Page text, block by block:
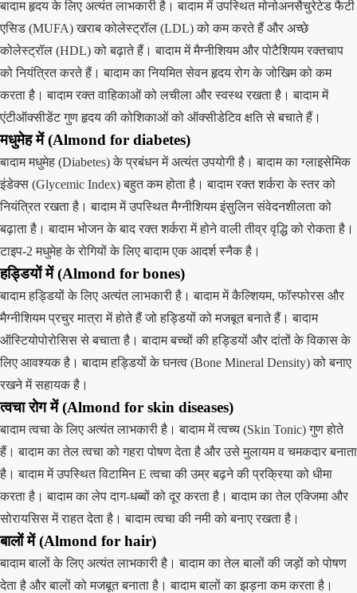
बादाम हृदय के लिए अत्यंत लाभकारी है। बादाम में उपस्थित मोनोअनसैचुरेटेड फैटी
एसिड (MUFA) खराब कोलेस्ट्रॉल (LDL) को कम करते हैं और अच्छे
कोलेस्ट्रॉल (HDL) को बढ़ाते हैं। बादाम में मैग्नीशियम और पोटैशियम रक्तचाप
को नियंत्रित करते हैं। बादाम का नियमित सेवन हृदय रोग के जोखिम को कम
करता है। बादाम रक्त वाहिकाओं को लचीला और स्वस्थ रखता है। बादाम में
एंटीऑक्सीडेंट गुण हृदय की कोशिकाओं को ऑक्सीडेटिव क्षति से बचाते हैं।
मधुमेह में (Almond for diabetes)
बादाम मधुमेह (Diabetes) के प्रबंधन में अत्यंत उपयोगी है। बादाम का ग्लाइसेमिक
इंडेक्स (Glycemic Index) बहुत कम होता है। बादाम रक्त शर्करा के स्तर को
नियंत्रित रखता है। बादाम में उपस्थित मैग्नीशियम इंसुलिन संवेदनशीलता को
बढ़ाता है। बादाम भोजन के बाद रक्त शर्करा में होने वाली तीव्र वृद्धि को रोकता है।
टाइप-2 मधुमेह के रोगियों के लिए बादाम एक आदर्श स्नैक है।
हड्डियों में (Almond for bones)
बादाम हड्डियों के लिए अत्यंत लाभकारी है। बादाम में कैल्शियम, फॉस्फोरस और
मैग्नीशियम प्रचुर मात्रा में होते हैं जो हड्डियों को मजबूत बनाते हैं। बादाम
ऑस्टियोपोरोसिस से बचाता है। बादाम बच्चों की हड्डियों और दांतों के विकास के
लिए आवश्यक है। बादाम हड्डियों के घनत्व (Bone Mineral Density) को बनाए
रखने में सहायक है।
त्वचा रोग में (Almond for skin diseases)
बादाम त्वचा के लिए अत्यंत लाभकारी है। बादाम में त्वच्य (Skin Tonic) गुण होते
हैं। बादाम का तेल त्वचा को गहरा पोषण देता है और उसे मुलायम व चमकदार बनाता
है। बादाम में उपस्थित विटामिन E त्वचा की उम्र बढ़ने की प्रक्रिया को धीमा
करता है। बादाम का लेप दाग-धब्बों को दूर करता है। बादाम का तेल एक्जिमा और
सोरायसिस में राहत देता है। बादाम त्वचा की नमी को बनाए रखता है।
बालों में (Almond for hair)
बादाम बालों के लिए अत्यंत लाभकारी है। बादाम का तेल बालों की जड़ों को पोषण
देता है और बालों को मजबूत बनाता है। बादाम बालों का झड़ना कम करता है।